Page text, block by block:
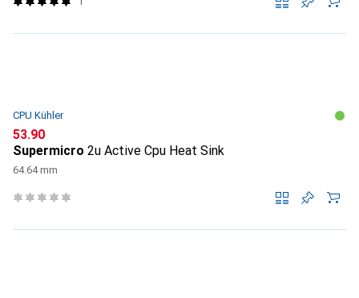
CPU Kühler
CHF
53.90
Supermicro 2u Active Cpu Heat Sink
64.64 mm